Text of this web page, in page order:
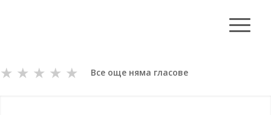
★
★
★
★
★ Все още няма гласове